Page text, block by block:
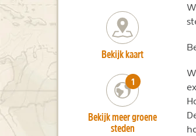
Bekijk kaart
number_of_trips:
1
Bekijk meer groene
steden